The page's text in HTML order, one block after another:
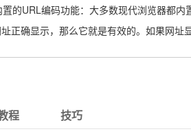
的URL编码功能：大多数现代浏览器都
正确显示，那么它就是有效的。如果网址
程 技巧